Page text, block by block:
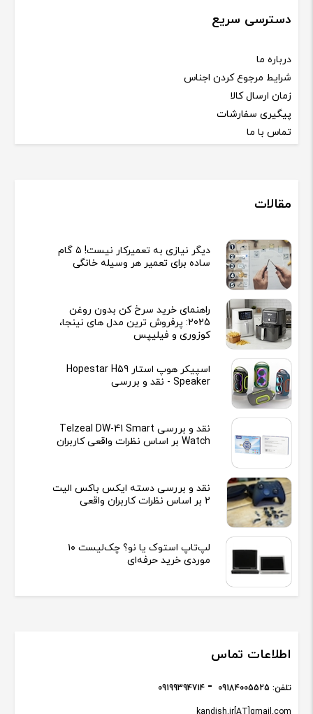
دسترسی سریع
درباره ما
شرایط مرجوع کردن اجناس
زمان ارسال کالا
پیگیری سفارشات
تماس با ما
مقالات
دیگر نیازی به تعمیرکار نیست! ۵ گام
ساده برای تعمیر هر وسیله خانگی
راهنمای خرید سرخ کن بدون روغن
2025: پرفروش ترین مدل های نینجا،
کوزوری و فیلیپس
اسپیکر هوپ استار Hopestar H59
Speaker - نقد و بررسی
نقد و بررسی Telzeal DW-41 Smart
Watch بر اساس نظرات واقعی کاربران
نقد و بررسی دسته ایکس باکس الیت
2 بر اساس نظرات کاربران واقعی
لپ‌تاپ استوک یا نو؟ چک‌لیست ۱۰
موردی خرید حرفه‌ای
اطلاعات تماس
تلفن: 09184005525
09199394714